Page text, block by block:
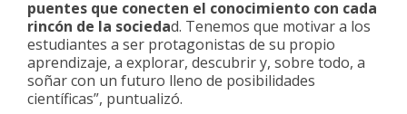
puentes que conecten el conocimiento con cada
rincón de la sociedad. Tenemos que motivar a los
estudiantes a ser protagonistas de su propio
aprendizaje, a explorar, descubrir y, sobre todo, a
soñar con un futuro lleno de posibilidades
científicas”, puntualizó.